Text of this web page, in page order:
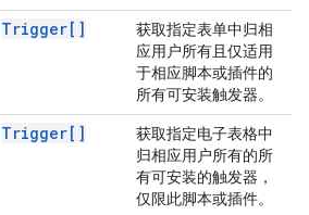
Trigger[]
获取指定表单中归相
应用户所有且仅适用
于相应脚本或插件的
所有可安装触发器。
Trigger[]
获取指定电子表格中
归相应用户所有的所
有可安装的触发器，
仅限此脚本或插件。